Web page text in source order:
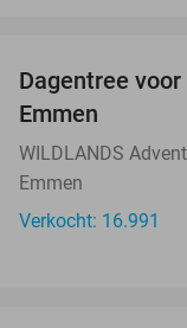
Dagentree
Emmen
WILDLANDS
Emmen
Verkocht: 16.991